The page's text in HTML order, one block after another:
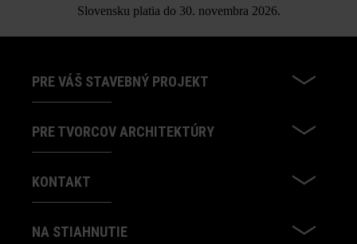
Slovensku platia do 30. novembra 2026.
PRE VÁŠ STAVEBNÝ PROJEKT
PRE TVORCOV ARCHITEKTÚRY
KONTAKT
NA STIAHNUTIE